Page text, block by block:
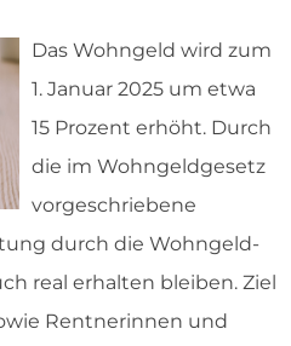
Das Wohngeld wird zum
1. Januar 2025 um etwa
15 Prozent erhöht. Durch
die im Wohngeldgesetz
vorgeschriebene
durch die Wohngeld-
real erhalten bleiben. Ziel
Rentnerinnen und